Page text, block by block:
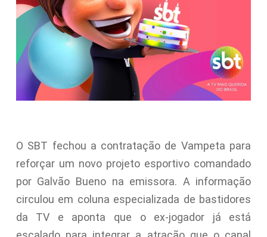
O SBT fechou a contratação de Vampeta para
reforçar um novo projeto esportivo comandado
por Galvão Bueno na emissora. A informação
circulou em coluna especializada de bastidores
da TV e aponta que o ex-jogador já está